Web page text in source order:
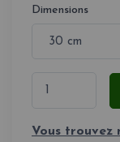
Dimensions
Vous trouvez